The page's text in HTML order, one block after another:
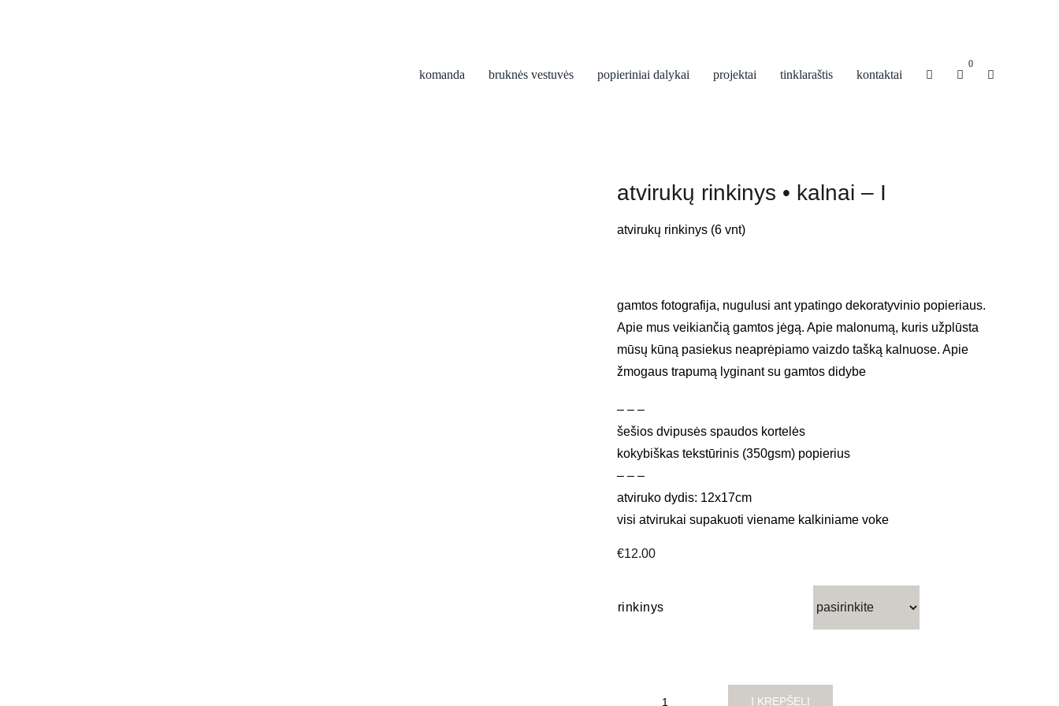
komanda
bruknės vestuvės popieriniai dalykai projektai tinklaraštis kontaktai
0
atvirukų rinkinys • kalnai – I
atvirukų rinkinys (6 vnt)
gamtos fotografija, nugulusi ant ypatingo dekoratyvinio popieriaus.
Apie mus veikiančią gamtos jėgą. Apie malonumą, kuris užplūsta
mūsų kūną pasiekus neaprėpiamo vaizdo tašką kalnuose. Apie
žmogaus trapumą lyginant su gamtos didybe
– – –
šešios dvipusės spaudos kortelės
kokybiškas tekstūrinis (350gsm) popierius
– – –
atviruko dydis: 12x17cm
visi atvirukai supakuoti viename kalkiniame voke
€12.00
rinkinys
Į KREPŠELĮ